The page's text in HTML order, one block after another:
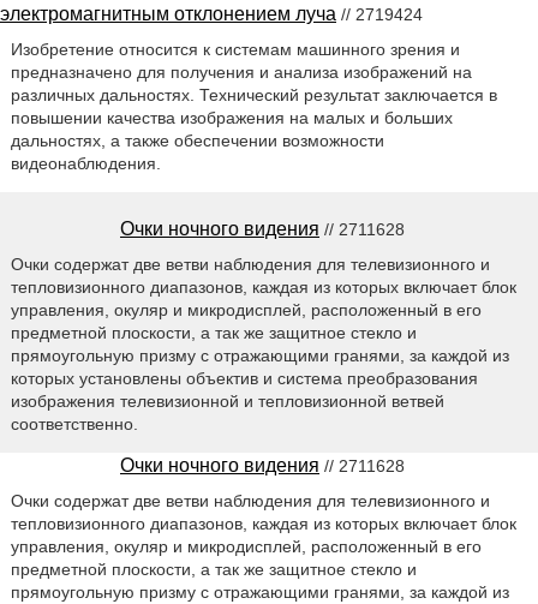
электромагнитным отклонением луча // 2719424
Изобретение относится к системам машинного зрения и
предназначено для получения и анализа изображений на
различных дальностях. Технический результат заключается в
повышении качества изображения на малых и больших
дальностях, а также обеспечении возможности
видеонаблюдения.
Очки ночного видения // 2711628
Очки содержат две ветви наблюдения для телевизионного и
тепловизионного диапазонов, каждая из которых включает блок
управления, окуляр и микродисплей, расположенный в его
предметной плоскости, а так же защитное стекло и
прямоугольную призму с отражающими гранями, за каждой из
которых установлены объектив и система преобразования
изображения телевизионной и тепловизионной ветвей
соответственно.
Очки ночного видения // 2711628
Очки содержат две ветви наблюдения для телевизионного и
тепловизионного диапазонов, каждая из которых включает блок
управления, окуляр и микродисплей, расположенный в его
предметной плоскости, а так же защитное стекло и
прямоугольную призму с отражающими гранями, за каждой из